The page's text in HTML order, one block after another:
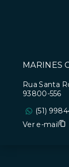
MARINES
Rua Santa
93800-556
(51)
Ver e-mail